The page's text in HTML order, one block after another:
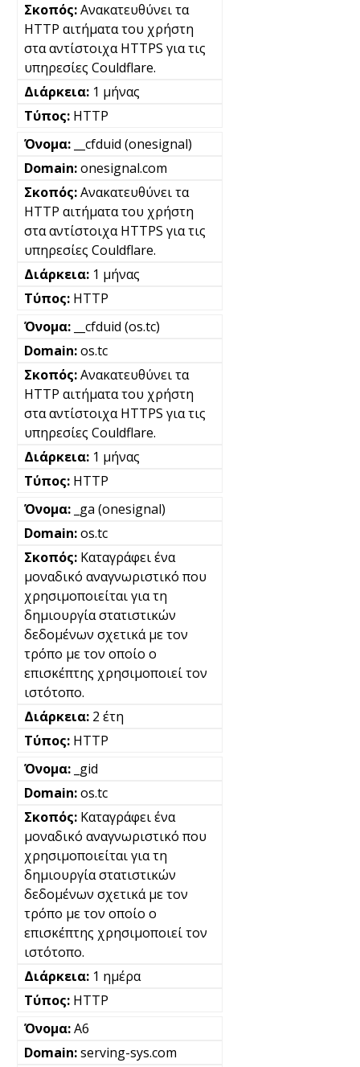
Ανακατευθύνει τα
HTTP αιτήματα του χρήστη
στα αντίστοιχα HTTPS για τις
υπηρεσίες Couldflare.
1 μήνας
HTTP
__cfduid (onesignal)
onesignal.com
Ανακατευθύνει τα
HTTP αιτήματα του χρήστη
στα αντίστοιχα HTTPS για τις
υπηρεσίες Couldflare.
1 μήνας
HTTP
__cfduid (os.tc)
os.tc
Ανακατευθύνει τα
HTTP αιτήματα του χρήστη
στα αντίστοιχα HTTPS για τις
υπηρεσίες Couldflare.
1 μήνας
HTTP
_ga (onesignal)
os.tc
Καταγράφει ένα
μοναδικό αναγνωριστικό που
χρησιμοποιείται για τη
δημιουργία στατιστικών
δεδομένων σχετικά με τον
τρόπο με τον οποίο ο
επισκέπτης χρησιμοποιεί τον
ιστότοπο.
2 έτη
HTTP
_gid
os.tc
Καταγράφει ένα
μοναδικό αναγνωριστικό που
χρησιμοποιείται για τη
δημιουργία στατιστικών
δεδομένων σχετικά με τον
τρόπο με τον οποίο ο
επισκέπτης χρησιμοποιεί τον
ιστότοπο.
1 ημέρα
HTTP
A6
serving-sys.com